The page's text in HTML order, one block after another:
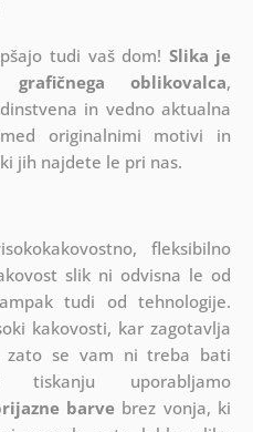
tudi vaš dom! Slika je
oblikovalca,
in vedno aktualna
originalnimi motivi in
jih najdete le pri nas.
fleksibilno
slik ni odvisna le od
tudi od tehnologije.
kakovosti, kar zagotavlja
zato se vam ni treba bati
uporabljamo
barve brez vonja, ki